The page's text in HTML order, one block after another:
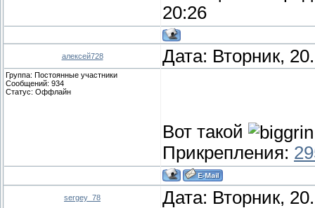
20:26
алексей728 Дата: Вторник,
Группа: Постоянные участники
Сообщений: 934
Статус: Оффлайн
Вот такой
Прикрепления:
sergey_78 Дата: Вторник,